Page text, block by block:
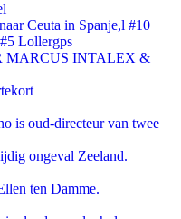
Ceuta in Spanje,l #10
Lollergps
MARCUS INTALEX &
is oud-directeur van twee
ongeval Zeeland.
ten Damme.